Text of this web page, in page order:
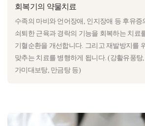
회복기의 약물치료
수족의 마비와 언어장애, 인지장애 등 후유증
쇠퇴한 근육과 경락의 기능을 회복하는 치료
기혈순환을 개선합니다. 그리고 재발방지를
맞추는 치료를 병행하게 됩니다. (강활유풍탕
가미대보탕, 만금탕 등)